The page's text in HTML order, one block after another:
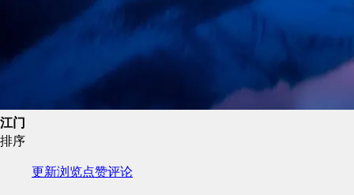
江门
排序
更新浏览点赞评论